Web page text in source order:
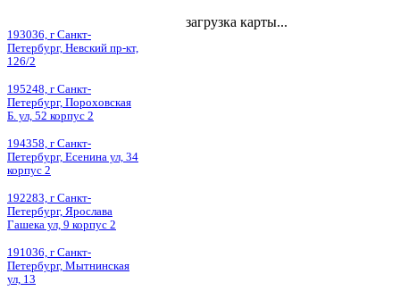
193036, г Санкт-
Петербург, Невский пр-кт,
126/2
195248, г Санкт-
Петербург, Пороховская
Б. ул, 52 корпус 2
194358, г Санкт-
Петербург, Есенина ул, 34
корпус 2
192283, г Санкт-
Петербург, Ярослава
Гашека ул, 9 корпус 2
191036, г Санкт-
Петербург, Мытнинская
ул, 13
загрузка карты...